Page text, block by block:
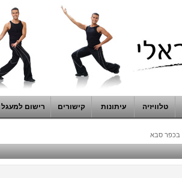
טלוויזיה עיתונות קישורים רישום למעגל